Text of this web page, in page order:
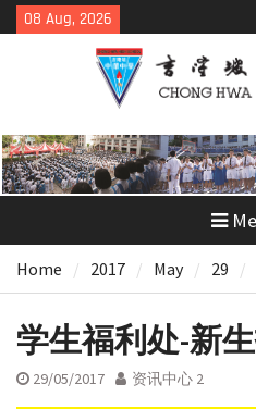
Skip
to
08 Aug, 2026
Home 2017 May 29
学生福利处-新
29/05/2017 资讯中心 2